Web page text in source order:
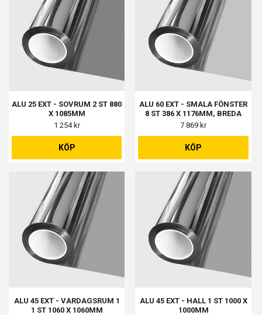
ALU 25 EXT - SOVRUM 2 ST 880
X 1085MM
1 254 kr
KÖP
ALU 60 EXT - SMALA FÖNSTER
8 ST 386 X 1176MM, BREDA
FÖNSTER 9 ST 986 X 1176MM,
1166MM
7 869 kr
KÖP
ALU 45 EXT - VARDAGSRUM 1
1 ST 1060 X 1060MM
ALU 45 EXT - HALL 1 ST 1000 X
1000MM